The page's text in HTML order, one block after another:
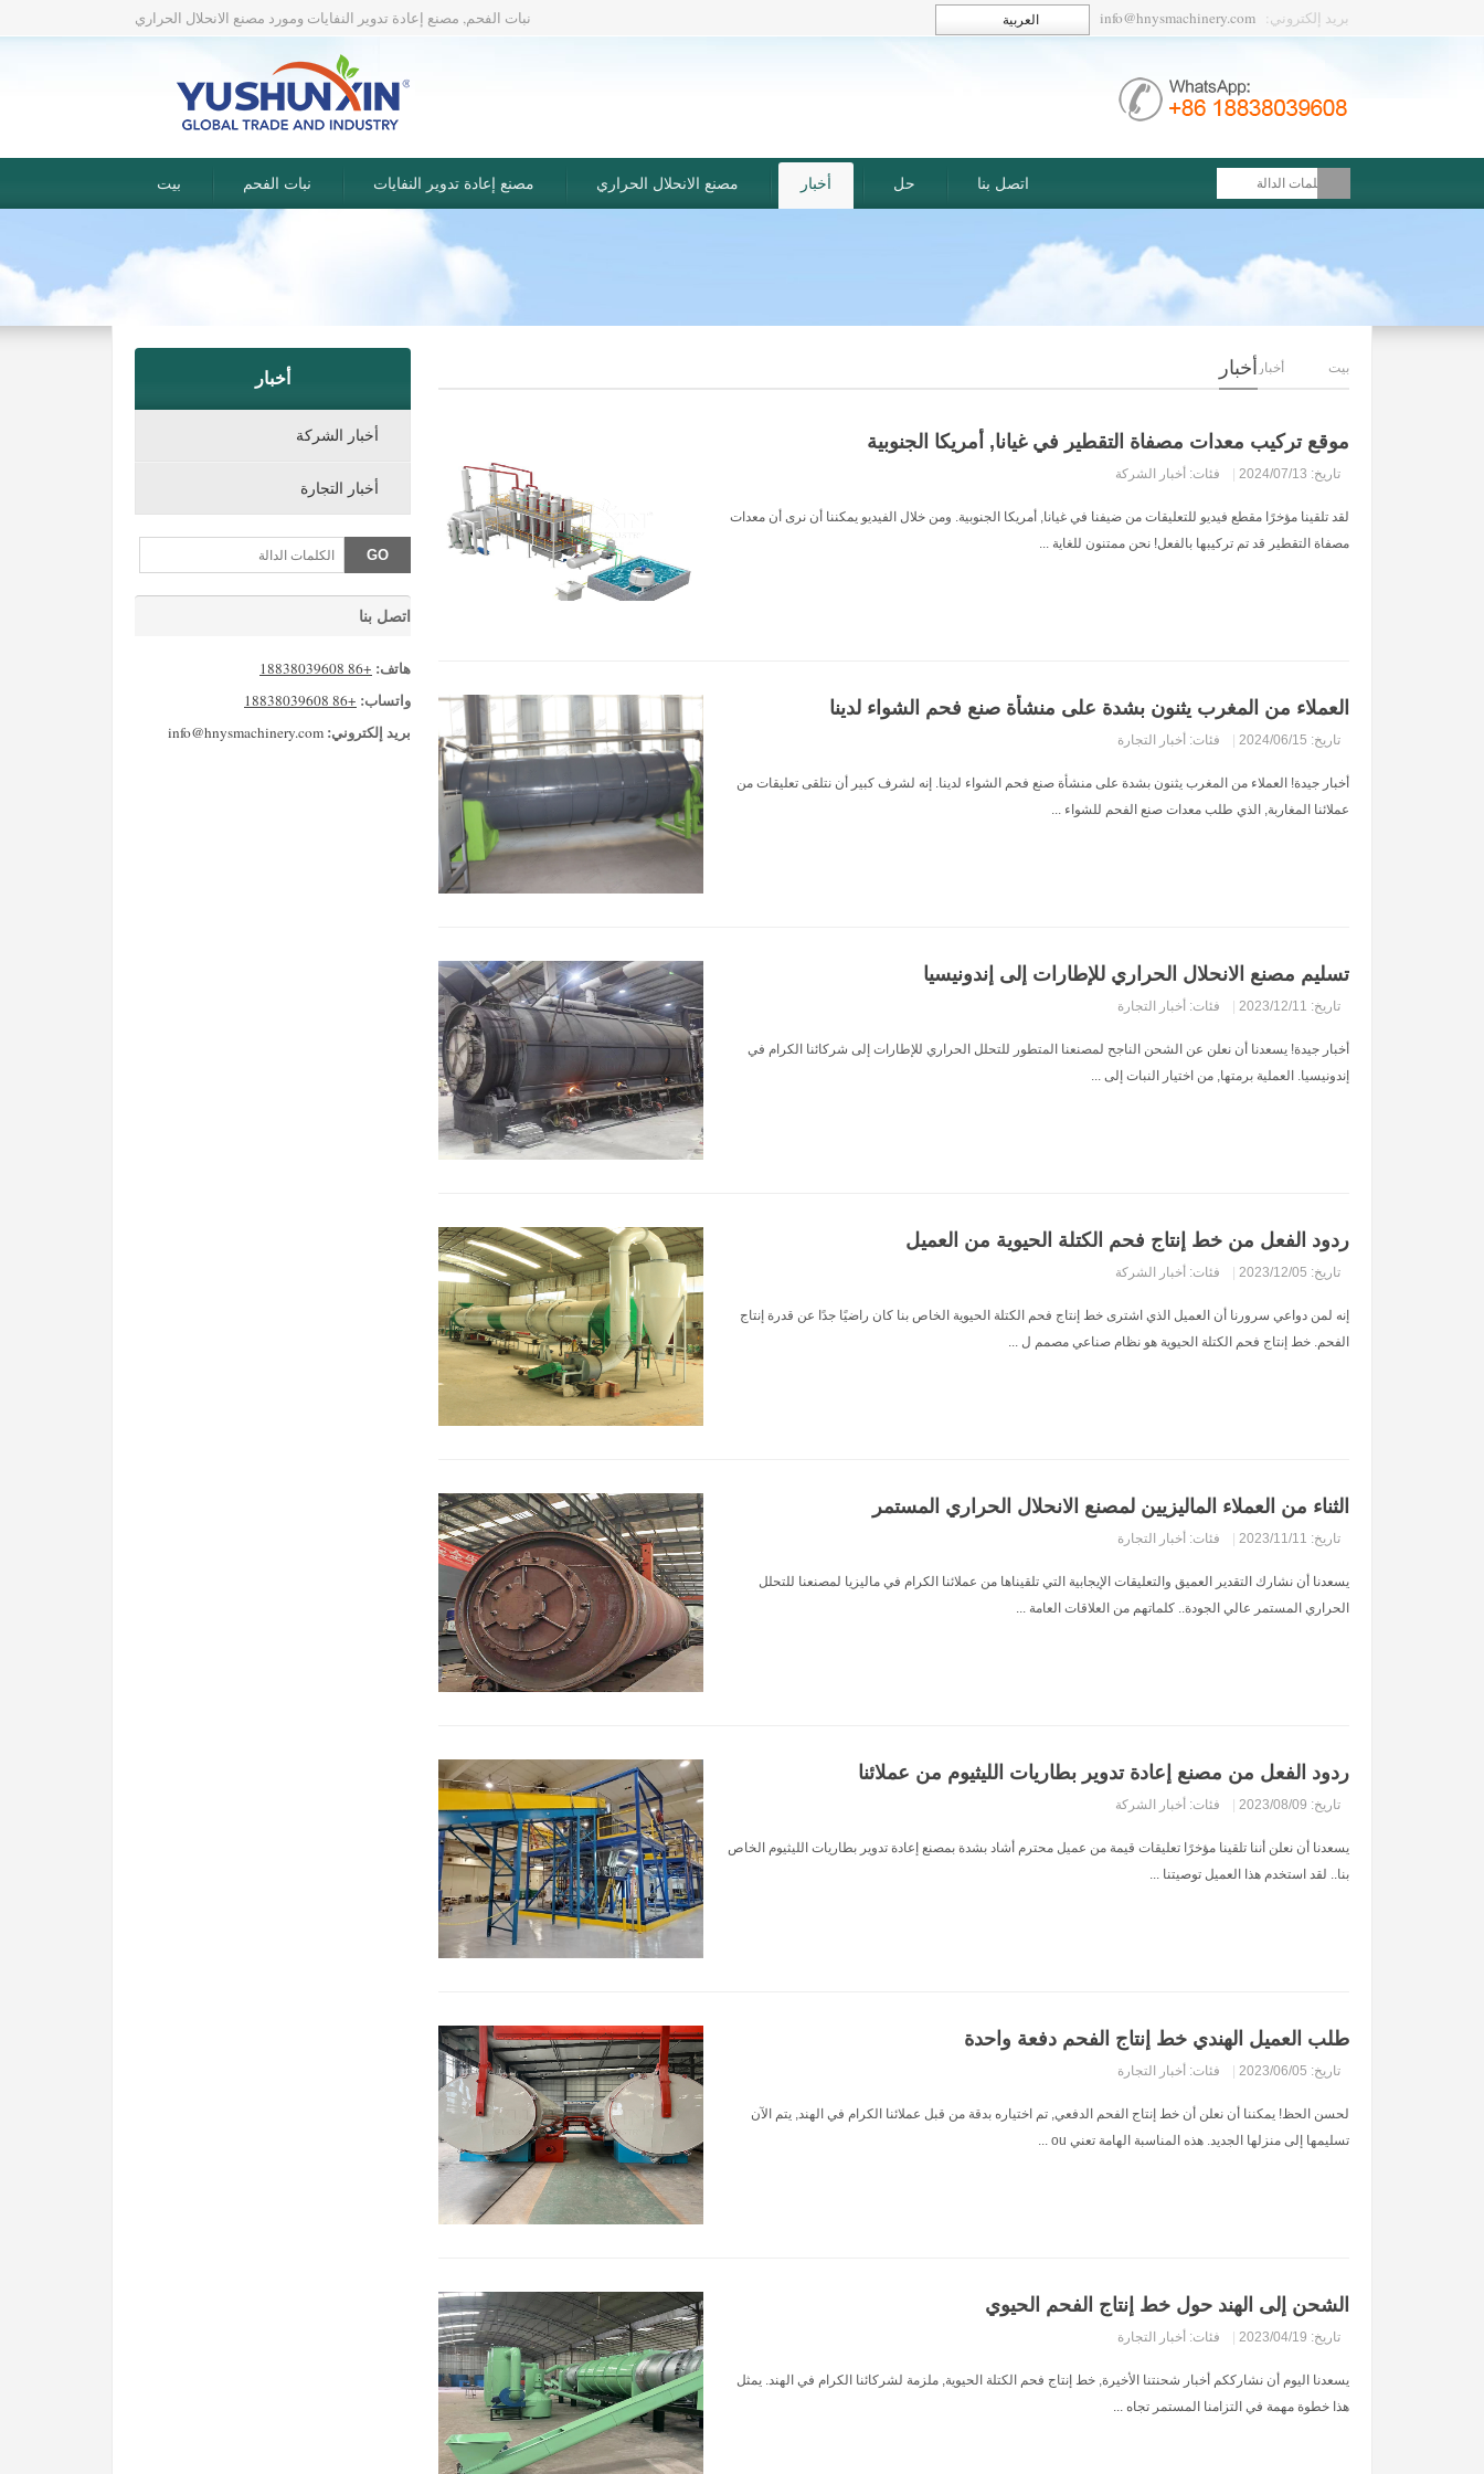
نبات الفحم, مصنع إعادة تدوير النفايات ومورد مصنع الانحلال الحراري بريد إلكتروني: info@hnysmachinery.com العربية
بيت نبات الفحم مصنع إعادة تدوير النفايات مصنع الانحلال الحراري أخبار حل اتصل بنا
أخبار بيت أخبار
موقع تركيب معدات مصفاة التقطير في غيانا, أمريكا الجنوبية
تاريخ: 2024/07/13 فئات: أخبار الشركة
لقد تلقينا مؤخرًا مقطع فيديو للتعليقات من ضيفنا في غيانا, أمريكا الجنوبية. ومن خلال الفيديو يمكننا أن نرى أن معدات
مصفاة التقطير قد تم تركيبها بالفعل! نحن ممتنون للغاية ...
العملاء من المغرب يثنون بشدة على منشأة صنع فحم الشواء لدينا
تاريخ: 2024/06/15 فئات: أخبار التجارة
أخبار جيدة! العملاء من المغرب يثنون بشدة على منشأة صنع فحم الشواء لدينا. إنه لشرف كبير أن نتلقى تعليقات من
عملائنا المغاربة, الذي طلب معدات صنع الفحم للشواء ...
تسليم مصنع الانحلال الحراري للإطارات إلى إندونيسيا
تاريخ: 2023/12/11 فئات: أخبار التجارة
أخبار جيدة! يسعدنا أن نعلن عن الشحن الناجح لمصنعنا المتطور للتحلل الحراري للإطارات إلى شركائنا الكرام في
إندونيسيا. العملية برمتها, من اختيار النبات إلى ...
ردود الفعل من خط إنتاج فحم الكتلة الحيوية من العميل
تاريخ: 2023/12/05 فئات: أخبار الشركة
إنه لمن دواعي سرورنا أن العميل الذي اشترى خط إنتاج فحم الكتلة الحيوية الخاص بنا كان راضيًا جدًا عن قدرة إنتاج
الفحم. خط إنتاج فحم الكتلة الحيوية هو نظام صناعي مصمم ل ...
الثناء من العملاء الماليزيين لمصنع الانحلال الحراري المستمر
تاريخ: 2023/11/11 فئات: أخبار التجارة
يسعدنا أن نشارك التقدير العميق والتعليقات الإيجابية التي تلقيناها من عملائنا الكرام في ماليزيا لمصنعنا للتحلل
الحراري المستمر عالي الجودة.. كلماتهم من العلاقات العامة ...
ردود الفعل من مصنع إعادة تدوير بطاريات الليثيوم من عملائنا
تاريخ: 2023/08/09 فئات: أخبار الشركة
يسعدنا أن نعلن أننا تلقينا مؤخرًا تعليقات قيمة من عميل محترم أشاد بشدة بمصنع إعادة تدوير بطاريات الليثيوم الخاص
بنا.. لقد استخدم هذا العميل توصيتنا ...
طلب العميل الهندي خط إنتاج الفحم دفعة واحدة
تاريخ: 2023/06/05 فئات: أخبار التجارة
لحسن الحظ! يمكننا أن نعلن أن خط إنتاج الفحم الدفعي, تم اختياره بدقة من قبل عملائنا الكرام في الهند, يتم الآن
تسليمها إلى منزلها الجديد. هذه المناسبة الهامة تعني ou ...
الشحن إلى الهند حول خط إنتاج الفحم الحيوي
تاريخ: 2023/04/19 فئات: أخبار التجارة
يسعدنا اليوم أن نشارككم أخبار شحنتنا الأخيرة, خط إنتاج فحم الكتلة الحيوية, ملزمة لشركائنا الكرام في الهند. يمثل
هذا خطوة مهمة في التزامنا المستمر تجاه ...
أخبار
أخبار الشركة
أخبار التجارة
اتصل بنا
هاتف: +86 18838039608
واتساب: +86 18838039608
بريد إلكتروني: info@hnysmachinery.com